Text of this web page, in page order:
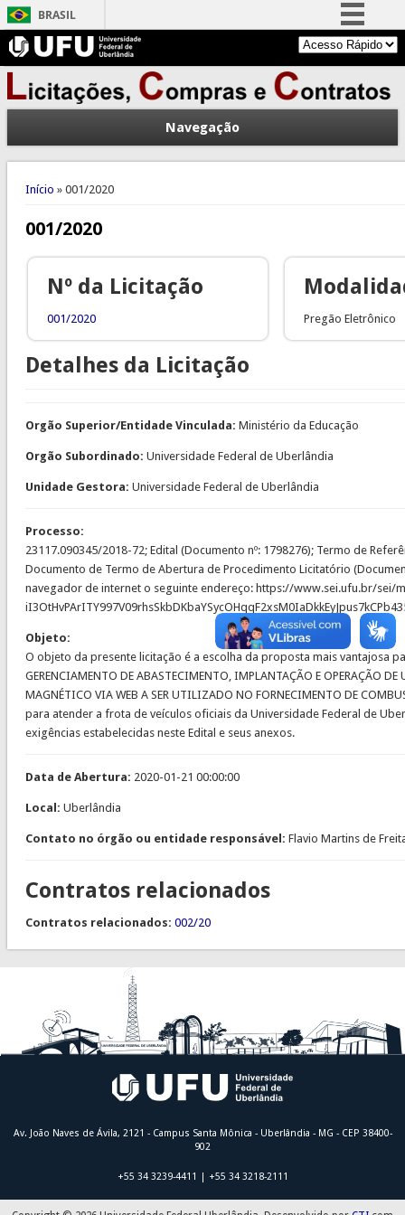
BRASIL
Simplifique!
Comunica BR
Participe
Acesso à informação
Legislação
Navegação
Você está aqui
Início » 001/2020
001/2020
Nº da Licitação
001/2020 Pregão Eletrônico
Detalhes da Licitação
Orgão Superior/Entidade Vinculada: Ministério da Educação
Orgão Subordinado: Universidade Federal de Uberlândia
Unidade Gestora: Universidade Federal de Uberlândia
Processo:
23117.090345/2018-72; Edital (Documento nº: 1798276); Termo de
Documento de Termo de Abertura de Procedimento Licitatório
navegador de internet o seguinte endereço: https://www.sei.ufu.br/sei/
Objeto:
O objeto da presente licitação é a escolha da proposta mais vantajosa
GERENCIAMENTO DE ABASTECIMENTO, IMPLANTAÇÃO E OPERAÇÃO
MAGNÉTICO VIA WEB A SER UTILIZADO NO FORNECIMENTO DE
para atender a frota de veículos oficiais da Universidade Federal de
exigências estabelecidas neste Edital e seus anexos.
Data de Abertura: 2020-01-21 00:00:00
Local: Uberlândia
Contato no órgão ou entidade responsável: Flavio Martins de
Contratos relacionados
Contratos relacionados: 002/20
Av. João Naves de Ávila, 2121 - Campus Santa Mônica - Uberlândia - MG - CEP 38400-
902
+55 34 3239-4411 | +55 34 3218-2111